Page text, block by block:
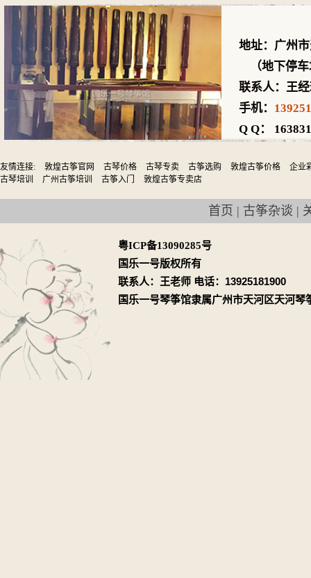
地址：广州
（地下停车
联系人：王
手机：
Q Q：
友情连接: 敦煌古筝官网 古琴价格 古琴专卖 古筝选购 敦煌古筝价格
企业
古琴培训
广州古筝培训 古筝入门 敦煌古筝专卖店
首页 | 古筝杂谈 |
粤ICP备13090285号
国乐一号版权所有
联系人：王老师 电话：13925181900
国乐一号琴筝馆隶属广州市天河区天河